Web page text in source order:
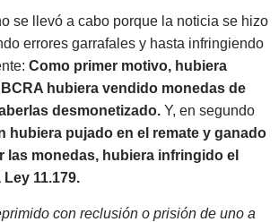
se llevó a cabo porque la noticia se hizo
errores garrafales y hasta infringiendo
Como primer motivo, hubiera
hubiera vendido monedas de
desmonetizado. Y, en segundo
hubiera pujado en el remate y ganado
las monedas, hubiera infringido el
11.179.
con reclusión o prisión de uno a